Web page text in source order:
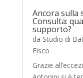
Ancora sulla
Consulta:
supporto?
da Studio di
Fisco
Grazie